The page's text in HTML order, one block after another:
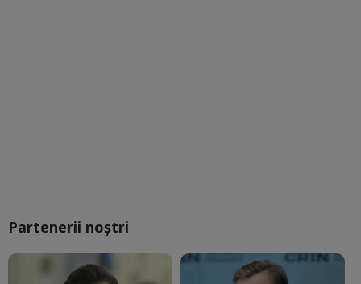
Partenerii noștri